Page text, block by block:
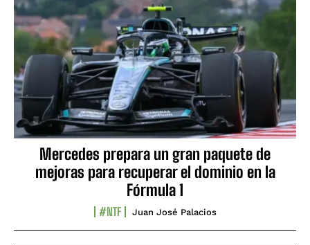
Mercedes prepara un gran paquete de
mejoras para recuperar el dominio en la
Fórmula 1
#NTF Juan José Palacios